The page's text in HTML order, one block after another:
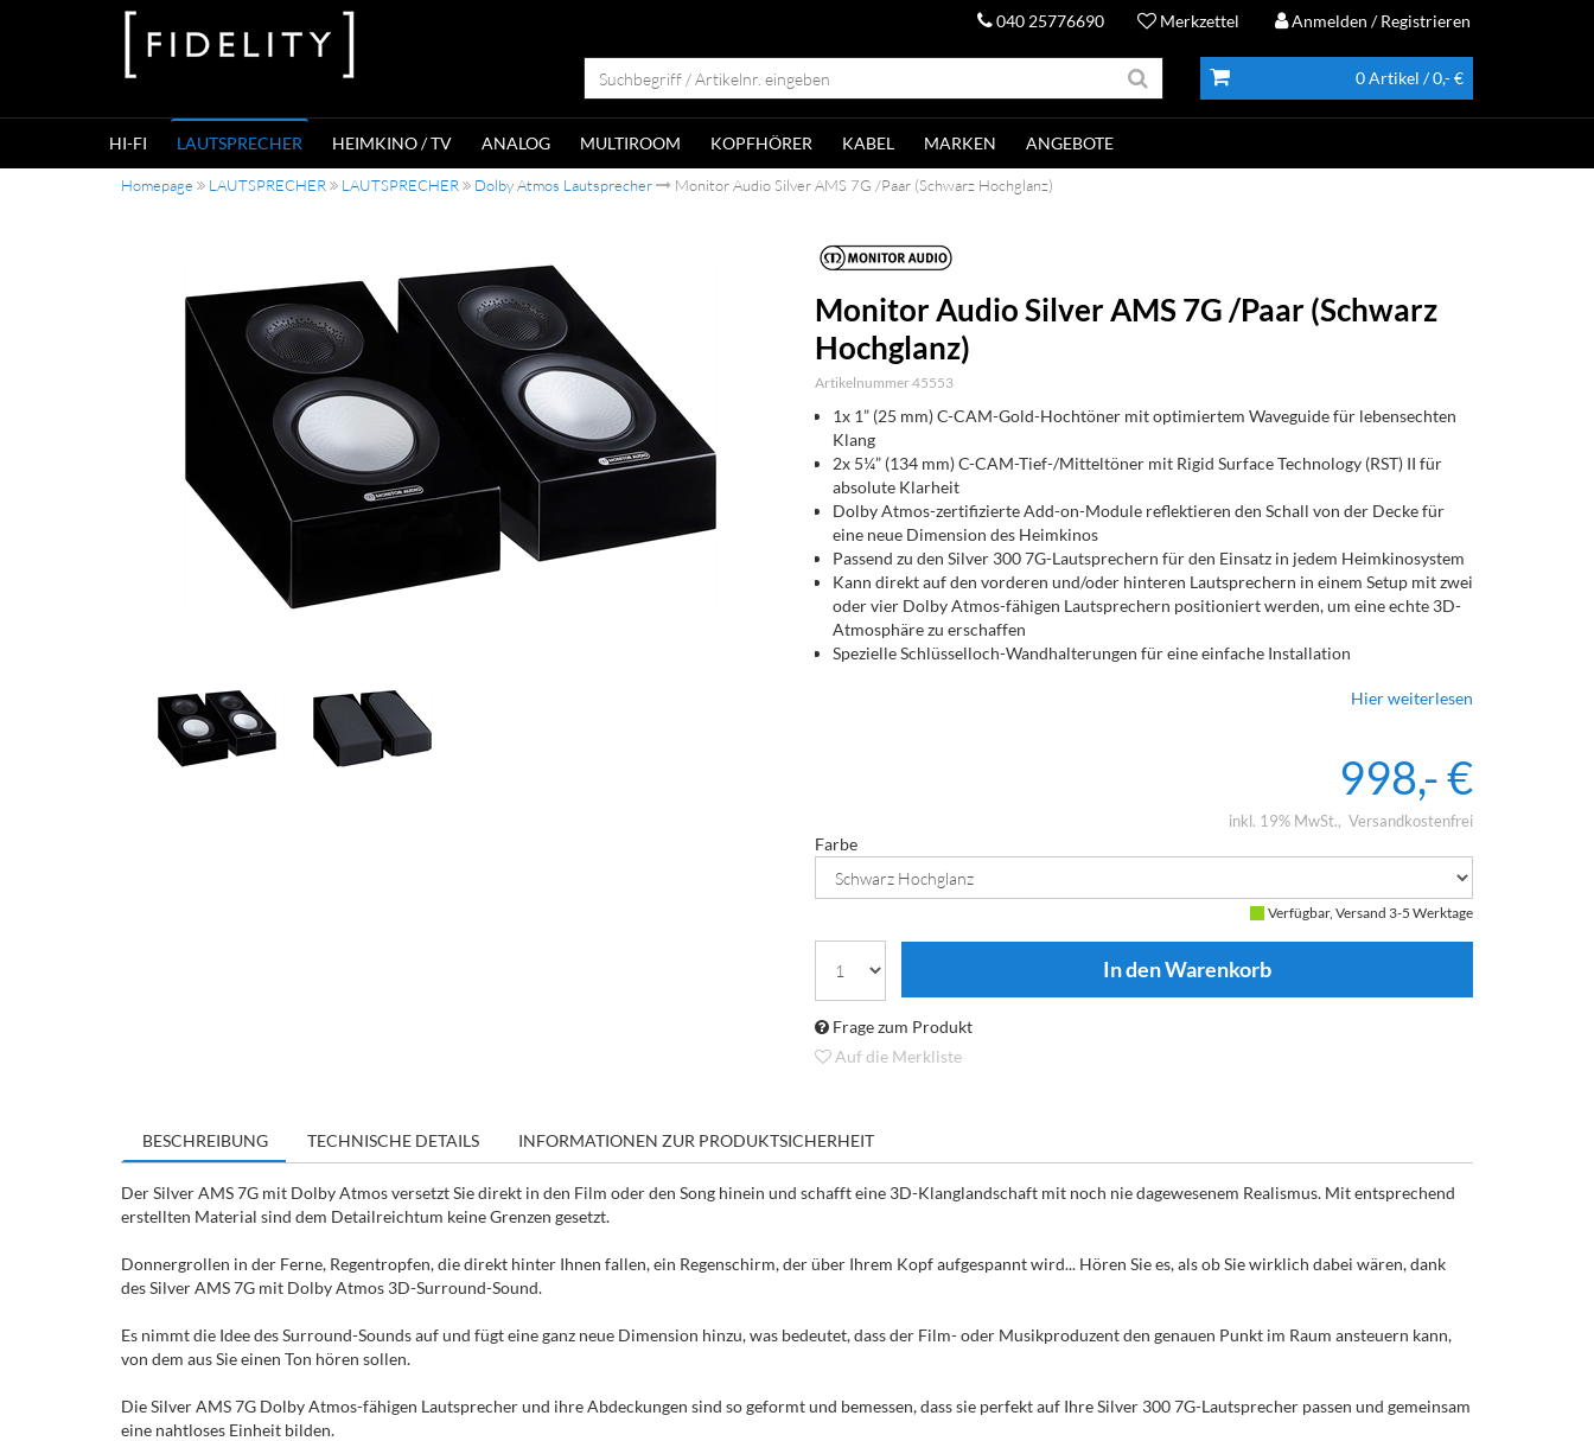
040 25776690 Merkzettel Anmelden / Registrieren
0 Artikel / 0,- €
HI-FI LAUTSPRECHER HEIMKINO / TV ANALOG MULTIROOM KOPFHÖRER KABEL MARKEN ANGEBOTE
Homepage LAUTSPRECHER LAUTSPRECHER Dolby Atmos Lautsprecher Monitor Audio Silver AMS 7G /Paar (Schwarz Hochglanz)
Monitor Audio Silver AMS 7G /Paar (Schwarz
Hochglanz)
Artikelnummer 45553
1x 1” (25 mm) C-CAM-Gold-Hochtöner mit optimiertem Waveguide für lebensechten
Klang
2x 5¼” (134 mm) C-CAM-Tief-/Mitteltöner mit Rigid Surface Technology (RST) II für
absolute Klarheit
Dolby Atmos-zertifizierte Add-on-Module reflektieren den Schall von der Decke für
eine neue Dimension des Heimkinos
Passend zu den Silver 300 7G-Lautsprechern für den Einsatz in jedem Heimkinosystem
Kann direkt auf den vorderen und/oder hinteren Lautsprechern in einem Setup mit zwei
oder vier Dolby Atmos-fähigen Lautsprechern positioniert werden, um eine echte 3D-
Atmosphäre zu erschaffen
Spezielle Schlüsselloch-Wandhalterungen für eine einfache Installation
Hier weiterlesen
998,- €
inkl. 19% MwSt. Versandkostenfrei
Farbe
Verfügbar, Versand 3-5 Werktage
Frage zum Produkt
Auf die Merkliste
BESCHREIBUNG TECHNISCHE DETAILS INFORMATIONEN ZUR PRODUKTSICHERHEIT
Der Silver AMS 7G mit Dolby Atmos versetzt Sie direkt in den Film oder den Song hinein und schafft eine 3D-Klanglandschaft mit noch nie dagewesenem Realismus. Mit entsprechend
erstellten Material sind dem Detailreichtum keine Grenzen gesetzt.
Donnergrollen in der Ferne, Regentropfen, die direkt hinter Ihnen fallen, ein Regenschirm, der über Ihrem Kopf aufgespannt wird... Hören Sie es, als ob Sie wirklich dabei wären, dank
des Silver AMS 7G mit Dolby Atmos 3D-Surround-Sound.
Es nimmt die Idee des Surround-Sounds auf und fügt eine ganz neue Dimension hinzu, was bedeutet, dass der Film- oder Musikproduzent den genauen Punkt im Raum ansteuern kann,
von dem aus Sie einen Ton hören sollen.
Die Silver AMS 7G Dolby Atmos-fähigen Lautsprecher und ihre Abdeckungen sind so geformt und bemessen, dass sie perfekt auf Ihre Silver 300 7G-Lautsprecher passen und gemeinsam
eine nahtloses Einheit bilden.